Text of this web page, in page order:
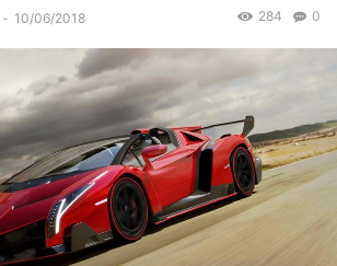
- 10/06/2018 0
284